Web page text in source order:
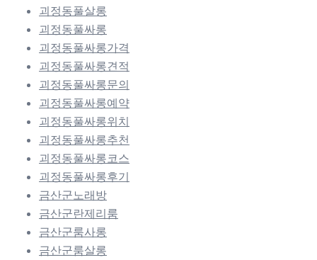
괴정동풀살롱
괴정동풀싸롱
괴정동풀싸롱가격
괴정동풀싸롱견적
괴정동풀싸롱문의
괴정동풀싸롱예약
괴정동풀싸롱위치
괴정동풀싸롱추천
괴정동풀싸롱코스
괴정동풀싸롱후기
금산군노래방
금산군란제리룸
금산군룸사롱
금산군룸살롱